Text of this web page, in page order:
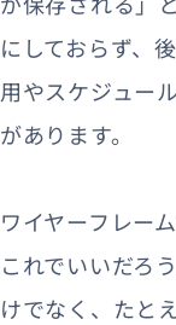
にしておらず、
用やスケジュー
があります。
ワイヤーフレー
これでいいだろ
けでなく、たと